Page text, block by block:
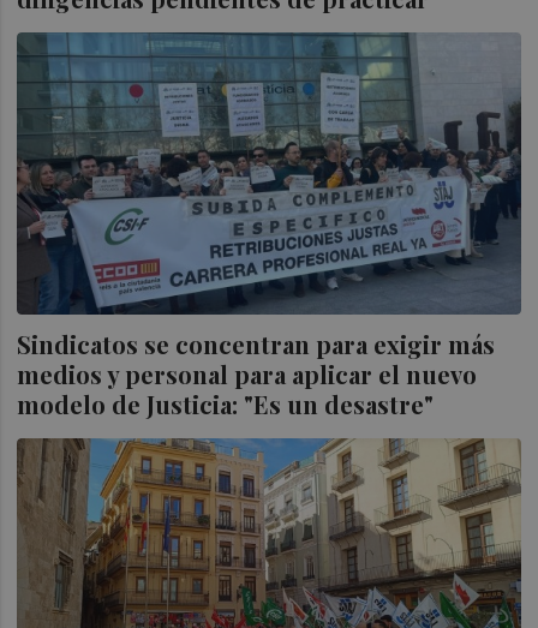
Sindicatos se concentran para exigir más
medios y personal para aplicar el nuevo
modelo de Justicia: "Es un desastre"